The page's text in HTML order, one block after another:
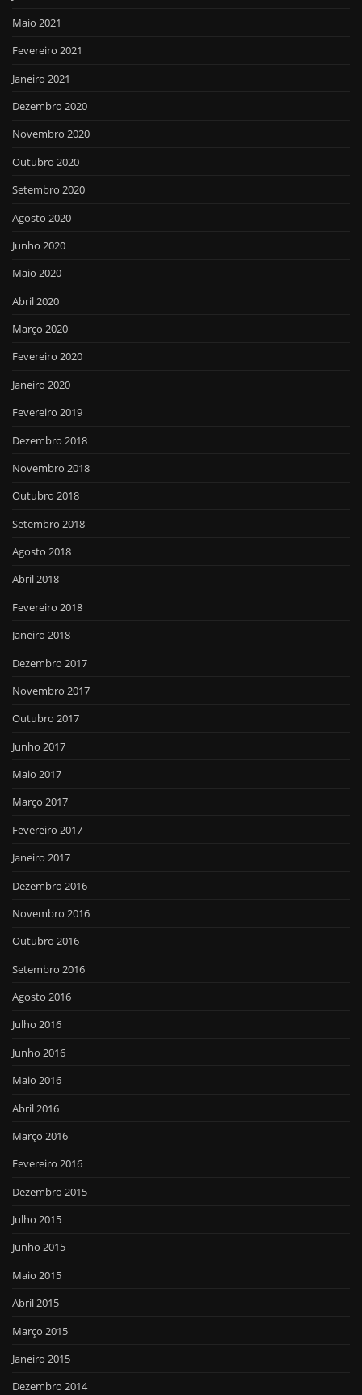
Maio 2021
Fevereiro 2021
Janeiro 2021
Dezembro 2020
Novembro 2020
Outubro 2020
Setembro 2020
Agosto 2020
Junho 2020
Maio 2020
Abril 2020
Março 2020
Fevereiro 2020
Janeiro 2020
Fevereiro 2019
Dezembro 2018
Novembro 2018
Outubro 2018
Setembro 2018
Agosto 2018
Abril 2018
Fevereiro 2018
Janeiro 2018
Dezembro 2017
Novembro 2017
Outubro 2017
Junho 2017
Maio 2017
Março 2017
Fevereiro 2017
Janeiro 2017
Dezembro 2016
Novembro 2016
Outubro 2016
Setembro 2016
Agosto 2016
Julho 2016
Junho 2016
Maio 2016
Abril 2016
Março 2016
Fevereiro 2016
Dezembro 2015
Julho 2015
Junho 2015
Maio 2015
Abril 2015
Março 2015
Janeiro 2015
Dezembro 2014